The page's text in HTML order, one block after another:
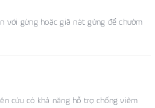
với gừng hoặc giã nát gừng để chườm
cứu có khả năng hỗ trợ chống viêm